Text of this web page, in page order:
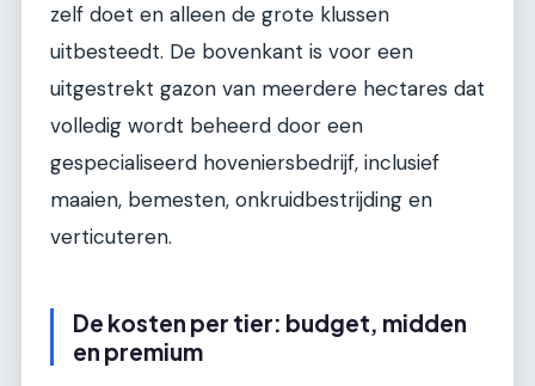
zelf doet en alleen de grote klussen
uitbesteedt. De bovenkant is voor een
uitgestrekt gazon van meerdere hectares dat
volledig wordt beheerd door een
gespecialiseerd hoveniersbedrijf, inclusief
maaien, bemesten, onkruidbestrijding en
verticuteren.
De kosten per tier: budget, midden
en premium